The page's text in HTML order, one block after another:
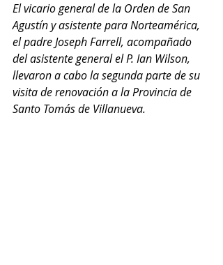
El vicario general de la Orden de San
Agustín y asistente para Norteamérica,
el padre Joseph Farrell, acompañado
del asistente general el P. Ian Wilson,
llevaron a cabo la segunda parte de su
visita de renovación a la Provincia de
Santo Tomás de Villanueva.